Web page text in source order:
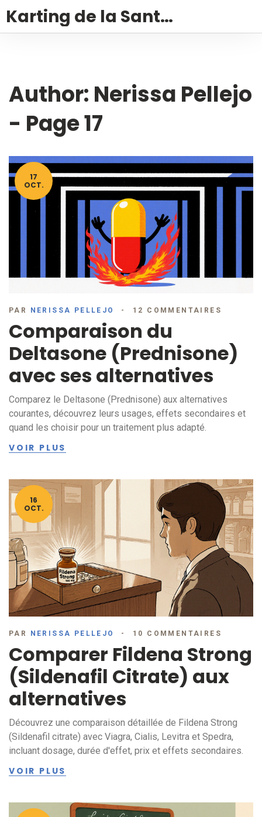
Karting de la Santé – Montalivet
Author: Nerissa Pellejo
- Page 17
17
OCT.
PAR NERISSA PELLEJO 12 COMMENTAIRES
Comparaison du
Deltasone (Prednisone)
avec ses alternatives
Comparez le Deltasone (Prednisone) aux alternatives
courantes, découvrez leurs usages, effets secondaires et
quand les choisir pour un traitement plus adapté.
VOIR PLUS
16
OCT.
PAR NERISSA PELLEJO 10 COMMENTAIRES
Comparer Fildena Strong
(Sildenafil Citrate) aux
alternatives
Découvrez une comparaison détaillée de Fildena Strong
(Sildenafil citrate) avec Viagra, Cialis, Levitra et Spedra,
incluant dosage, durée d'effet, prix et effets secondaires.
VOIR PLUS